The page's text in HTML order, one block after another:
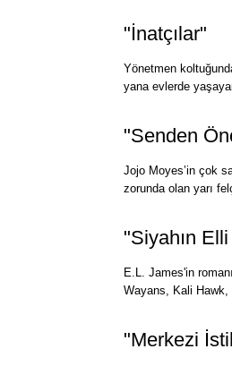
"İnatçılar"
Yönetmen
yana evlerde
"Senden
Jojo Moyes’in çok
zorunda olan yarı
"Siyahın
E.L. James'in
Wayans, Kali Hawk,
"Merkezi